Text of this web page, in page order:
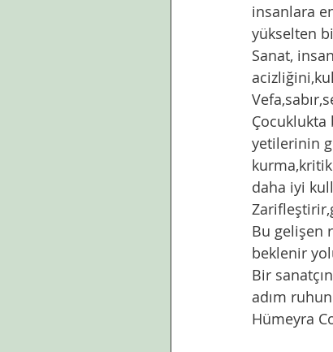
insanlara
yükselten
Sanat,
Çocuklukta
yetilerinin
daha iyi
Bu gelişen
beklenir
Bir
adım
Hümeyra